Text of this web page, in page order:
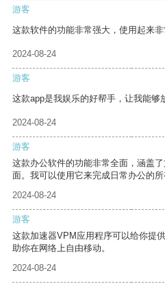
游客
这款软件的功能非常强大，使用起来非
2024-08-24
游客
这款app是我娱乐的好帮手，让我能够
2024-08-24
游客
这款办公软件的功能非常全面，涵盖
面。我可以使用它来完成日常办公的所
2024-08-24
游客
这款加速器VPM应用程序可以给你提
助你在网络上自由移动。
2024-08-24